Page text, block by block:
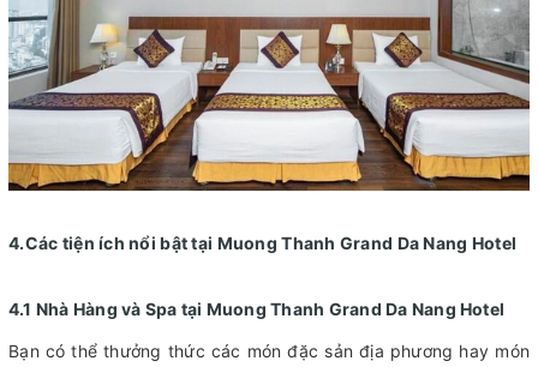
4.Các tiện ích nổi bật tại Muong Thanh Grand Da Nang Hotel
4.1 Nhà Hàng và Spa tại Muong Thanh Grand Da Nang Hotel
Bạn có thể thưởng thức các món đặc sản địa phương hay món